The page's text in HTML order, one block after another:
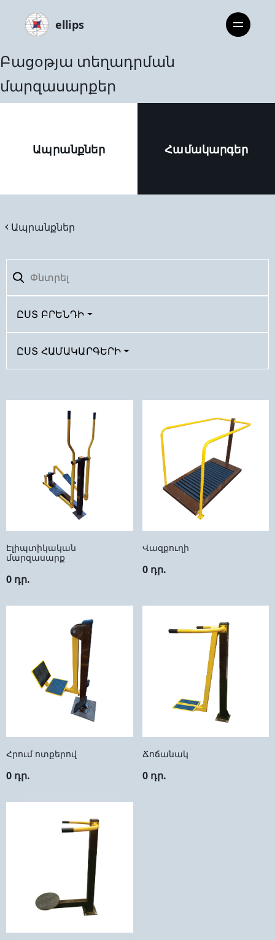
ellips
Բացoթյա տեղադրման
մարզասարքեր
Ապրանքներ Համակարգեր
Ապրանքներ
ԸՍՏ ԲՐԵՆԴԻ
ԸՍՏ ՀԱՄԱԿԱՐԳԵՐԻ
Էլիպտիկական
մարզասարք
0 դր.
Վազքուղի
0 դր.
Հրում ոտքերով
0 դր.
Ճոճանակ
0 դր.